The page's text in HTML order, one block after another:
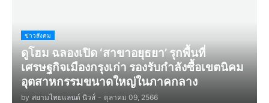
ข่าวสังคม
ดูโฮม ฉลองเปิด ‘สาขาอยุธยา’ รุกพื้นที่
เศรษฐกิจเมืองกรุงเก่า รองรับกำลังซื้อเขตนิคม
อุตสาหกรรมขนาดใหญ่ในภาคกลาง
by สยามไทยแลนด์ นิวส์ - ตุลาคม 09, 2566